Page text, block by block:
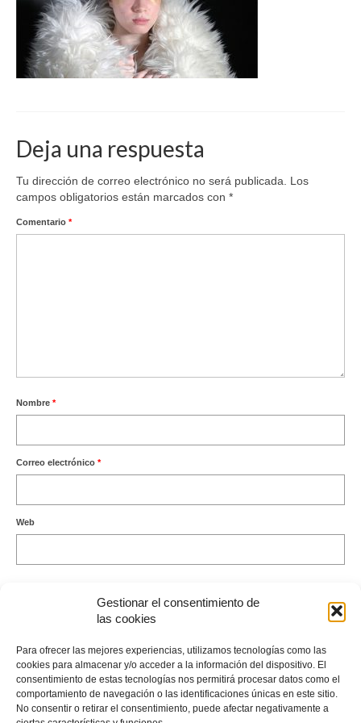
Gestionar el consentimiento de
las cookies
Para ofrecer las mejores experiencias, utilizamos tecnologías como las
cookies para almacenar y/o acceder a la información del dispositivo. El
consentimiento de estas tecnologías nos permitirá procesar datos como el
comportamiento de navegación o las identificaciones únicas en este sitio.
No consentir o retirar el consentimiento, puede afectar negativamente a
Deja una respuesta
Tu dirección de correo electrónico no será publicada.
Los
campos obligatorios están marcados con *
Comentario *
Nombre *
Correo electrónico *
Web
procesan los datos de tus comentarios.